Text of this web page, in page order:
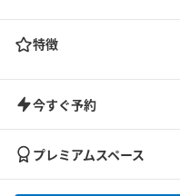
特徴
今すぐ予約
プレミアムスペース